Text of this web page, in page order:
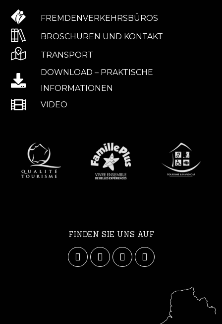
FREMDENVERKEHRSBÜROS
BROSCHÜREN UND KONTAKT
TRANSPORT
DOWNLOAD – PRAKTISCHE
INFORMATIONEN
VIDEO
FINDEN SIE UNS AUF